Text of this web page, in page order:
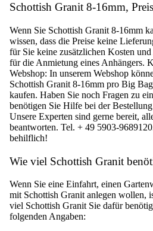
Schottish Granit 8-16mm,
Wenn Sie Schottish Granit 8-16mm
wissen, dass die Preise keine
für Sie keine zusätzlichen Kosten
für die Anmietung eines Anhängers.
Webshop: In unserem Webshop
Schottish Granit 8-16mm pro Big
kaufen. Haben Sie noch Fragen zu
benötigen Sie Hilfe bei der
Unsere Experten sind gerne bereit,
beantworten. Tel. + 49 5903-
behilflich!
Wie viel Schottish Granit
Wenn Sie eine Einfahrt, einen
mit Schottish Granit anlegen wollen,
viel Schottish Granit Sie dafür
folgenden Angaben: